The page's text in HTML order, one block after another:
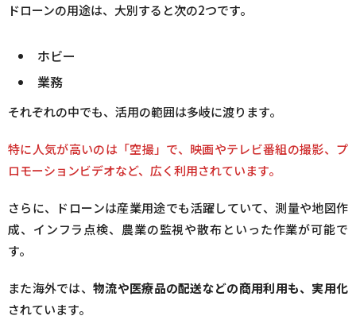
ドローンの用途は、大別すると次の2つです。
ホビー
業務
それぞれの中でも、活用の範囲は多岐に渡ります。
特に人気が高いのは「空撮」で、映画やテレビ番組の撮影、プ
ロモーションビデオなど、広く利用されています。
さらに、ドローンは産業用途でも活躍していて、測量や地図作
成、インフラ点検、農業の監視や散布といった作業が可能で
す。
また海外では、物流や医療品の配送などの商用利用も、実用化
されています。